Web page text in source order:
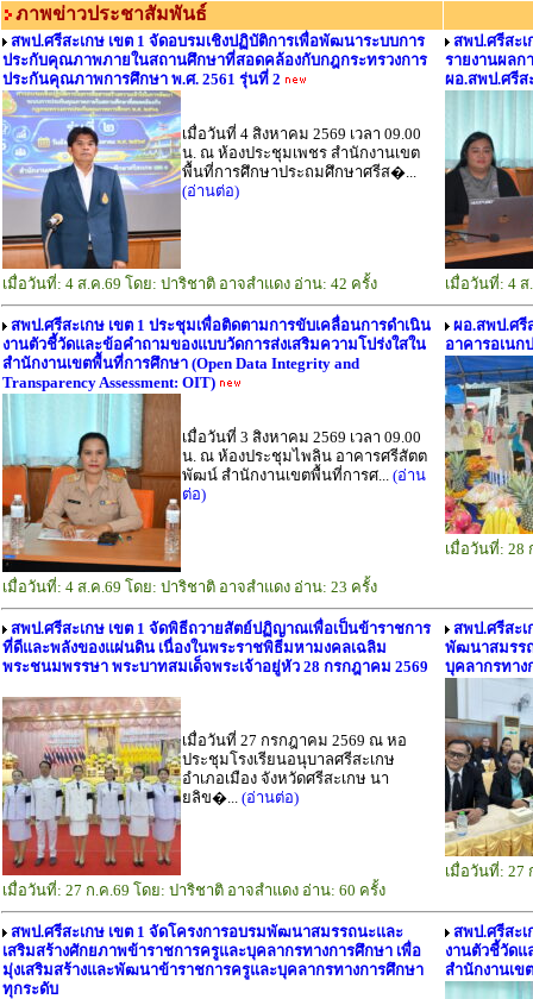
ภาพข่าวประชาสัมพันธ์
สพป.ศรีสะเกษ เขต 1 จัดอบรมเชิงปฏิบัติการเพื่อพัฒนาระบบการ
ประกับคุณภาพภายในสถานศึกษาที่สอดคล้องกับกฎกระทรวงการ
ประกันคุณภาพการศึกษา พ.ศ. 2561 รุ่นที่ 2
เมื่อวันที่ 4 สิงหาคม 2569 เวลา 09.00
น. ณ ห้องประชุมเพชร สำนักงานเขต
พื้นที่การศึกษาประถมศึกษาศรีส�...
(อ่านต่อ)
เมื่อวันที่: 4 ส.ค.69 โดย: ปาริชาติ อาจสำแดง อ่าน: 42 ครั้ง
สพป.ศรีสะ
รายงานผลก
ผอ.สพป.ศรีส
เมื่อวันที่: 4
สพป.ศรีสะเกษ เขต 1 ประชุมเพื่อติดตามการขับเคลื่อนการดำเนิน
งานตัวชี้วัดและข้อคำถามของแบบวัดการส่งเสริมความโปร่งใสใน
สำนักงานเขตพื้นที่การศึกษา (Open Data Integrity and
Transparency Assessment: OIT)
เมื่อวันที่ 3 สิงหาคม 2569 เวลา 09.00
น. ณ ห้องประชุมไพลิน อาคารศรีสัตต
พัฒน์ สำนักงานเขตพื้นที่การศ... (อ่าน
ต่อ)
เมื่อวันที่: 4 ส.ค.69 โดย: ปาริชาติ อาจสำแดง อ่าน: 23 ครั้ง
ผอ.สพป.ศรี
อาคารอเนก
เมื่อวันที่: 28
สพป.ศรีสะเกษ เขต 1 จัดพิธีถวายสัตย์ปฏิญาณเพื่อเป็นข้าราชการ
ที่ดีและพลังของแผ่นดิน เนื่องในพระราชพิธีมหามงคลเฉลิม
พระชนมพรรษา พระบาทสมเด็จพระเจ้าอยู่หัว 28 กรกฎาคม 2569
เมื่อวันที่ 27 กรกฎาคม 2569 ณ หอ
ประชุมโรงเรียนอนุบาลศรีสะเกษ
อำเภอเมือง จังหวัดศรีสะเกษ นา
ยลิข�... (อ่านต่อ)
เมื่อวันที่: 27 ก.ค.69 โดย: ปาริชาติ อาจสำแดง อ่าน: 60 ครั้ง
สพป.ศรีสะเ
พัฒนาสมรรถ
บุคลากรทาง
เมื่อวันที่: 27
สพป.ศรีสะเกษ เขต 1 จัดโครงการอบรมพัฒนาสมรรถนะและ
เสริมสร้างศักยภาพข้าราชการครูและบุคลากรทางการศึกษา เพื่อ
มุ่งเสริมสร้างและพัฒนาข้าราชการครูและบุคลากรทางการศึกษา
ทุกระดับ
สพป.ศรีสะ
งานตัวชี้วัดแ
สำนักงานเข